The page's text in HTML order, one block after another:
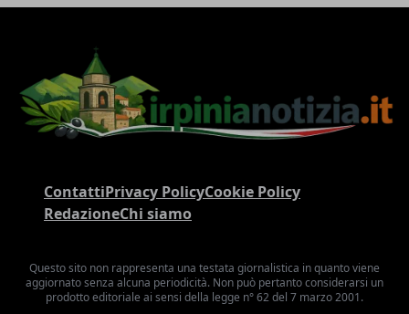
ContattiPrivacy PolicyCookie Policy
RedazioneChi siamo
Questo sito non rappresenta una testata giornalistica in quanto viene
aggiornato senza alcuna periodicità. Non può pertanto considerarsi un
prodotto editoriale ai sensi della legge n° 62 del 7 marzo 2001.